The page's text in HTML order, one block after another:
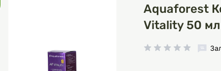
Здоров'я
Туалети та
Здоров'я
Здоров'я
Aquaforest
Vitality 50 мл